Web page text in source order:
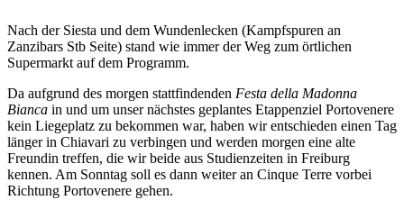
Nach der Siesta und dem Wundenlecken (Kampfspuren an
Zanzibars Stb Seite) stand wie immer der Weg zum örtlichen
Supermarkt auf dem Programm.
Da aufgrund des morgen stattfindenden Festa della Madonna
Bianca in und um unser nächstes geplantes Etappenziel Portovenere
kein Liegeplatz zu bekommen war, haben wir entschieden einen Tag
länger in Chiavari zu verbingen und werden morgen eine alte
Freundin treffen, die wir beide aus Studienzeiten in Freiburg
kennen. Am Sonntag soll es dann weiter an Cinque Terre vorbei
Richtung Portovenere gehen.